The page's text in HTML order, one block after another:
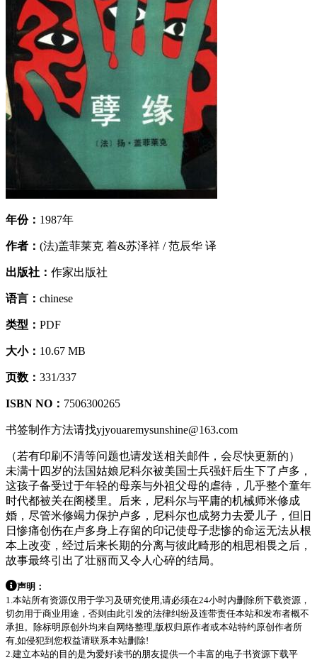
年份： 1987年
作者： (法)盖菲莱克 着&苏泽祥 / 范辰华 译
出版社： 作家出版社
语言： chinese
类型： PDF
大小： 10.67 MB
页数： 331/337
ISBN NO： 7506300265
书签制作方法请找yjyouaremysunshine@163.com
（若有印刷不清等问题也请发送相关邮件，会尽快更新的）
未满十四岁的法国姑娘尼科尔被美国士兵强奸后生下了卢多，
这孩子备受过于年轻的母亲与外祖父母的虐待，几乎整个童年
时代都被关在阁楼里。后来，尼科尔与平庸的机械师米修成
婚，尽管米修竭力保护卢多，尼科尔也成努力去爱儿子，但旧
日惨痛创伤在卢多身上存留的印记使母子悲惨的命运无法从根
本上改变，经过后来长期的分离与彼此畸形的相思相畏之后，
故事最终引出了壮丽而又令人心碎的结局。
声明：
1.本站所有资源仅用于学习及研究使用,请必须在24小时内删除所下载资源，
切勿用于商业用途，否则由此引发的法律纠纷及连带责任本站和发布者概不
承担。除标明原创外均来自网络整理,版权归原作者或本站特约原创作者所
有,如侵犯到您权益请联系本站删除!
2.建立本站的目的是为爱好读书的朋友提供一个丰富的电子书资源下载平